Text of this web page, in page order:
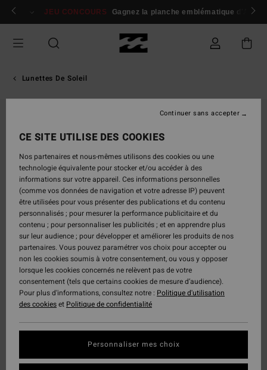
Passer
Se connecter / s'inscrire
JEU CONCOURS Gagnez la planche emblématique d'Andy
Lunettes De Soleil
CE SITE UTILISE DES COOKIES
Nos partenaires et nous-mêmes utilisons des cookies ou une
technologie équivalente pour stocker et/ou accéder à des
informations sur votre appareil. Ces informations personnelles
(comme vos données de navigation et votre adresse IP) peuvent
être utilisées pour vous présenter des publications et du contenu
personnalisés ; pour mesurer la performance publicitaire et du
contenu ; pour personnaliser les publicités ; et en apprendre plus
sur leur audience ; pour développer et améliorer les produits de nos
partenaires. Vous pouvez paramétrer vos choix pour accepter ou
non les cookies soumis à votre consentement, ou vous y opposer
lorsque les cookies concernés ne relèvent pas de votre
consentement (tels que certains cookies de mesure d’audience).
Pour plus d'informations, consultez notre : Politique d'utilisation
des cookieset Politique de confidentialité
Personnaliser mes choix
Continuer sans accepter